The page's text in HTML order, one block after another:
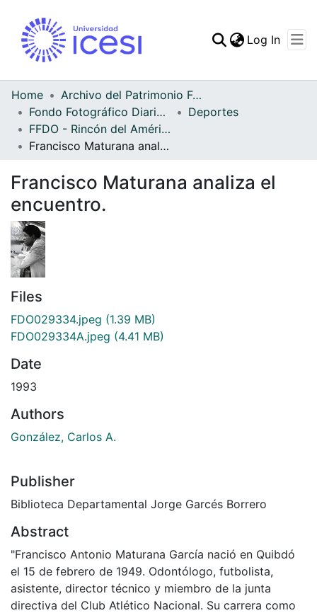
Statistics
Log In
Home
Archivo del Patrimonio Fotográfico y Fílmico del Valle del Cauca
Fondo Fotográfico Diario Occidente
Deportes
FFDO - Rincón del América - Patrimonial
Francisco Maturana analiza el encuentro.
Francisco Maturana analiza el
encuentro.
Files
FDO029334.jpeg (1.39 MB)
FDO029334A.jpeg (4.41 MB)
Date
1993
Authors
González, Carlos A.
Publisher
Biblioteca Departamental Jorge Garcés Borrero
Abstract
"Francisco Antonio Maturana García nació en Quibdó
el 15 de febrero de 1949. Odontólogo, futbolista,
asistente, director técnico y miembro de la junta
directiva del Club Atlético Nacional. Su carrera como